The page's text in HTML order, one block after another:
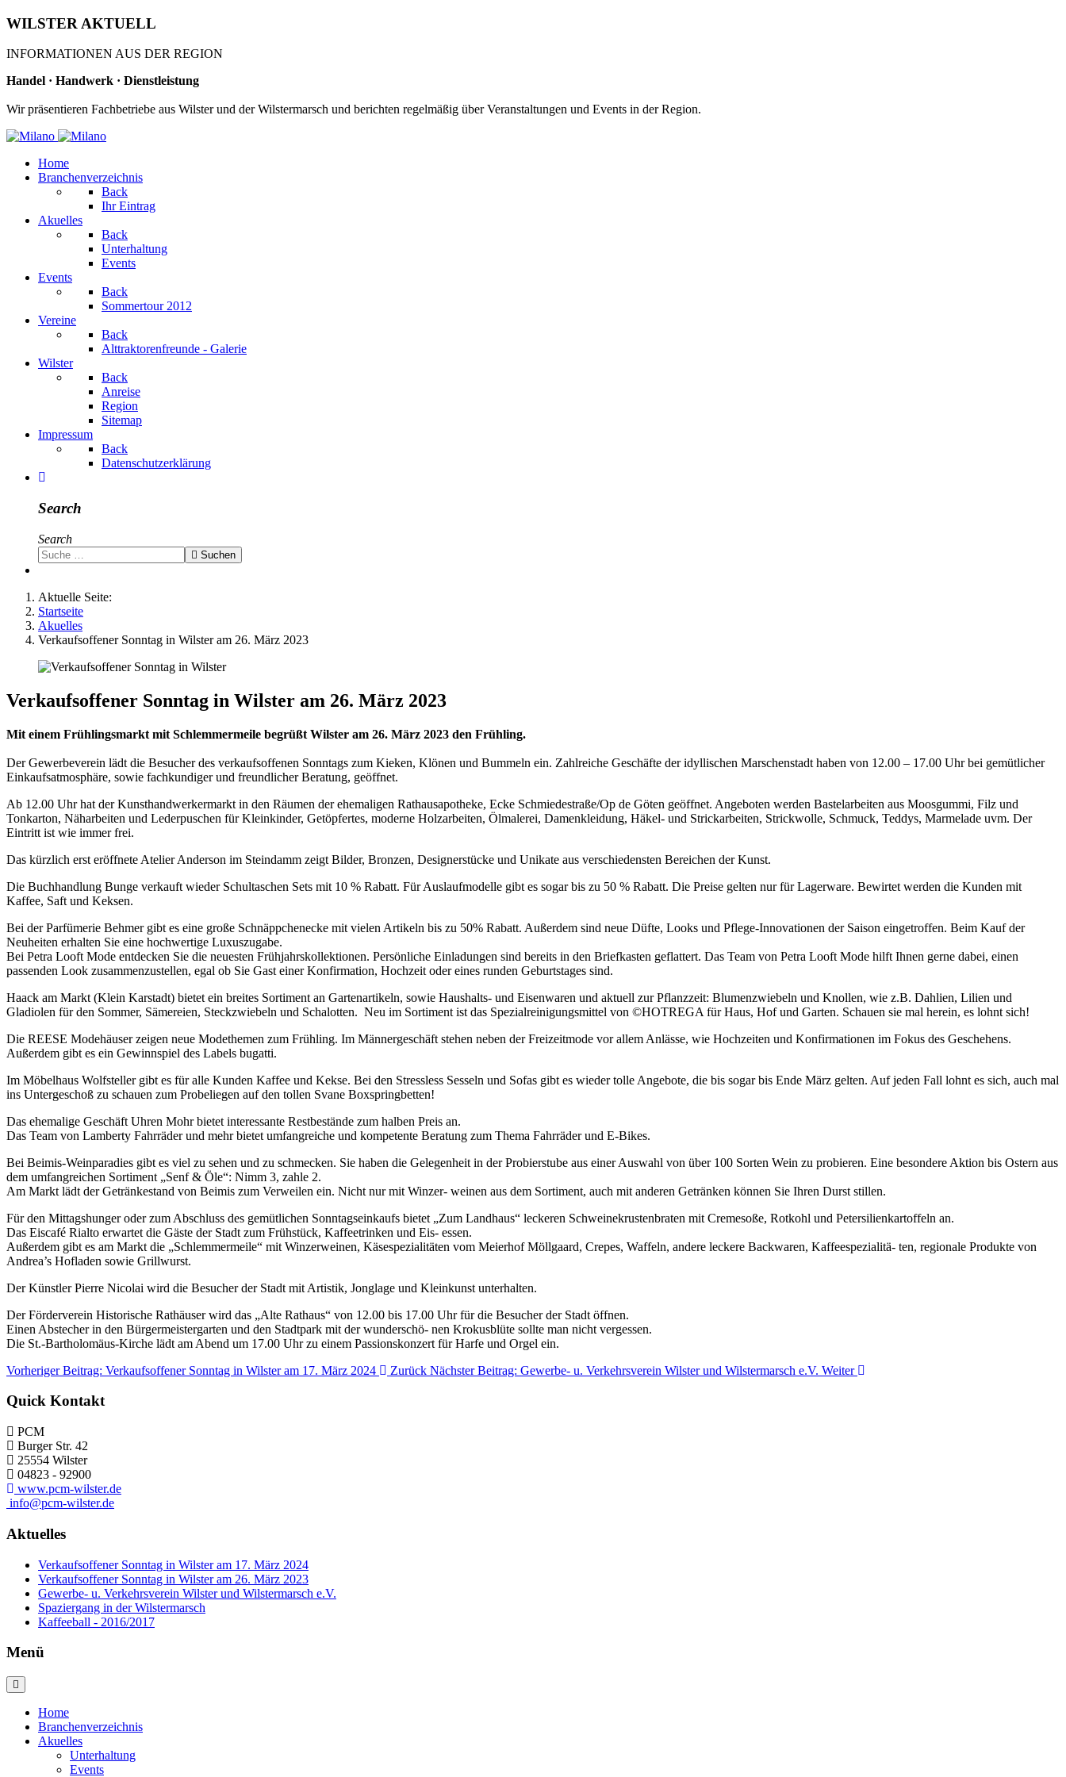
WILSTER AKTUELL
INFORMATIONEN AUS DER REGION
Handel · Handwerk · Dienstleistung
Wir präsentieren Fachbetriebe aus Wilster und der Wilstermarsch und berichten regelmäßig über Veranstaltungen und Events in der Region.
Home
Branchenverzeichnis
Back
Ihr Eintrag
Akuelles
Back
Unterhaltung
Events
Events
Back
Sommertour 2012
Vereine
Back
Alttraktorenfreunde - Galerie
Wilster
Back
Anreise
Region
Sitemap
Impressum
Back
Datenschutzerklärung
Search
Search
Suchen
Aktuelle Seite:
Startseite
Akuelles
Verkaufsoffener Sonntag in Wilster am 26. März 2023
Verkaufsoffener Sonntag in Wilster am 26. März 2023
Mit einem Frühlingsmarkt mit Schlemmermeile begrüßt Wilster am 26. März 2023 den Frühling.
Der Gewerbeverein lädt die Besucher des verkaufsoffenen Sonntags zum Kieken, Klönen und Bummeln ein. Zahlreiche Geschäfte der idyllischen Marschenstadt haben von 12.00 – 17.00 Uhr bei gemütlicher
Einkaufsatmosphäre, sowie fachkundiger und freundlicher Beratung, geöffnet.
Ab 12.00 Uhr hat der Kunsthandwerkermarkt in den Räumen der ehemaligen Rathausapotheke, Ecke Schmiedestraße/Op de Göten geöffnet. Angeboten werden Bastelarbeiten aus Moosgummi, Filz und
Tonkarton, Näharbeiten und Lederpuschen für Kleinkinder, Getöpfertes, moderne Holzarbeiten, Ölmalerei, Damenkleidung, Häkel- und Strickarbeiten, Strickwolle, Schmuck, Teddys, Marmelade uvm. Der
Eintritt ist wie immer frei.
Das kürzlich erst eröffnete Atelier Anderson im Steindamm zeigt Bilder, Bronzen, Designerstücke und Unikate aus verschiedensten Bereichen der Kunst.
Die Buchhandlung Bunge verkauft wieder Schultaschen Sets mit 10 % Rabatt. Für Auslaufmodelle gibt es sogar bis zu 50 % Rabatt. Die Preise gelten nur für Lagerware. Bewirtet werden die Kunden mit
Kaffee, Saft und Keksen.
Bei der Parfümerie Behmer gibt es eine große Schnäppchenecke mit vielen Artikeln bis zu 50% Rabatt. Außerdem sind neue Düfte, Looks und Pflege-Innovationen der Saison eingetroffen. Beim Kauf der
Neuheiten erhalten Sie eine hochwertige Luxuszugabe.
Bei Petra Looft Mode entdecken Sie die neuesten Frühjahrskollektionen. Persönliche Einladungen sind bereits in den Briefkasten geflattert. Das Team von Petra Looft Mode hilft Ihnen gerne dabei, einen
passenden Look zusammenzustellen, egal ob Sie Gast einer Konfirmation, Hochzeit oder eines runden Geburtstages sind.
Haack am Markt (Klein Karstadt) bietet ein breites Sortiment an Gartenartikeln, sowie Haushalts- und Eisenwaren und aktuell zur Pflanzzeit: Blumenzwiebeln und Knollen, wie z.B. Dahlien, Lilien und
Gladiolen für den Sommer, Sämereien, Steckzwiebeln und Schalotten. Neu im Sortiment ist das Spezialreinigungsmittel von ©HOTREGA für Haus, Hof und Garten. Schauen sie mal herein, es lohnt sich!
Die REESE Modehäuser zeigen neue Modethemen zum Frühling. Im Männergeschäft stehen neben der Freizeitmode vor allem Anlässe, wie Hochzeiten und Konfirmationen im Fokus des Geschehens.
Außerdem gibt es ein Gewinnspiel des Labels bugatti.
Im Möbelhaus Wolfsteller gibt es für alle Kunden Kaffee und Kekse. Bei den Stressless Sesseln und Sofas gibt es wieder tolle Angebote, die bis sogar bis Ende März gelten. Auf jeden Fall lohnt es sich, auch mal
ins Untergeschoß zu schauen zum Probeliegen auf den tollen Svane Boxspringbetten!
Das ehemalige Geschäft Uhren Mohr bietet interessante Restbestände zum halben Preis an.
Das Team von Lamberty Fahrräder und mehr bietet umfangreiche und kompetente Beratung zum Thema Fahrräder und E-Bikes.
Bei Beimis-Weinparadies gibt es viel zu sehen und zu schmecken. Sie haben die Gelegenheit in der Probierstube aus einer Auswahl von über 100 Sorten Wein zu probieren. Eine besondere Aktion bis Ostern aus
dem umfangreichen Sortiment „Senf & Öle“: Nimm 3, zahle 2.
Am Markt lädt der Getränkestand von Beimis zum Verweilen ein. Nicht nur mit Winzer- weinen aus dem Sortiment, auch mit anderen Getränken können Sie Ihren Durst stillen.
Für den Mittagshunger oder zum Abschluss des gemütlichen Sonntagseinkaufs bietet „Zum Landhaus“ leckeren Schweinekrustenbraten mit Cremesoße, Rotkohl und Petersilienkartoffeln an.
Das Eiscafé Rialto erwartet die Gäste der Stadt zum Frühstück, Kaffeetrinken und Eis- essen.
Außerdem gibt es am Markt die „Schlemmermeile“ mit Winzerweinen, Käsespezialitäten vom Meierhof Möllgaard, Crepes, Waffeln, andere leckere Backwaren, Kaffeespezialitä- ten, regionale Produkte von
Andrea’s Hofladen sowie Grillwurst.
Der Künstler Pierre Nicolai wird die Besucher der Stadt mit Artistik, Jonglage und Kleinkunst unterhalten.
Der Förderverein Historische Rathäuser wird das „Alte Rathaus“ von 12.00 bis 17.00 Uhr für die Besucher der Stadt öffnen.
Einen Abstecher in den Bürgermeistergarten und den Stadtpark mit der wunderschö- nen Krokusblüte sollte man nicht vergessen.
Die St.-Bartholomäus-Kirche lädt am Abend um 17.00 Uhr zu einem Passionskonzert für Harfe und Orgel ein.
Vorheriger Beitrag: Verkaufsoffener Sonntag in Wilster am 17. März 2024
Zurück Nächster Beitrag: Gewerbe- u. Verkehrsverein Wilster und Wilstermarsch e.V. Weiter
Quick Kontakt
PCM
Burger Str. 42
25554 Wilster
04823 - 92900
www.pcm-wilster.de
info@pcm-wilster.de
Aktuelles
Verkaufsoffener Sonntag in Wilster am 17. März 2024
Verkaufsoffener Sonntag in Wilster am 26. März 2023
Gewerbe- u. Verkehrsverein Wilster und Wilstermarsch e.V.
Spaziergang in der Wilstermarsch
Kaffeeball - 2016/2017
Menü
Home
Branchenverzeichnis
Akuelles
Unterhaltung
Events